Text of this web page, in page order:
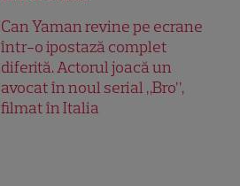
Can Yaman revine pe ecrane
într-o ipostază complet
diferită. Actorul joacă un
avocat în noul serial „Bro”,
filmat în Italia